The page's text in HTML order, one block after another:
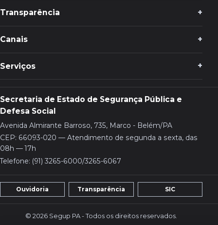
Transparência
Canais
Serviços
Secretaria de Estado de Segurança Pública e
Defesa Social
Avenida Almirante Barroso, 735, Marco - Belém/PA
CEP: 66093-020 — Atendimento de segunda a sexta, das
08h — 17h
Telefone: (91) 3265-6000/3265-6067
Ouvidoria Transparência SIC
© 2026 Segup PA - Todos os direitos reservados.